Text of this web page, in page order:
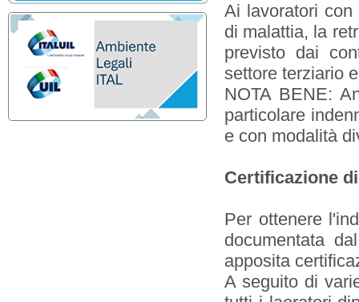
Ai lavoratori
di malattia, la
previsto dai
settore terziario
NOTA BENE:
particolare
e con modalità
Certificazione
Per ottenere
documentata
apposita
A seguito di